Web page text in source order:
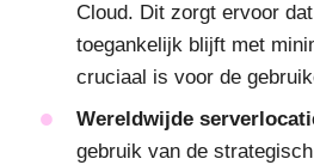
Cloud. Dit zorgt ervoor
toegankelijk blijft met
cruciaal is voor de
Wereldwijde
gebruik van de